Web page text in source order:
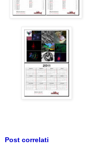
Post correlati